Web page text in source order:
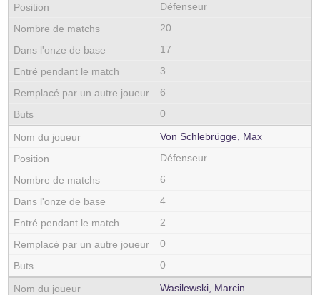
Défenseur
20
17
3
6
0
Von Schlebrügge, Max
Défenseur
6
4
2
0
0
Wasilewski, Marcin